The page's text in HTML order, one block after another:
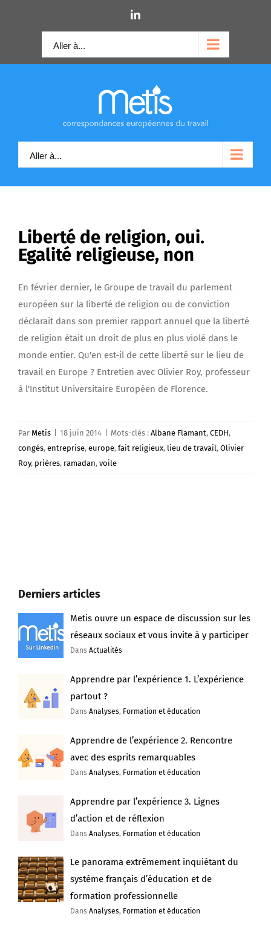
LinkedIn
Aller à...
Aller à...
Liberté de religion, oui.
Egalité religieuse, non
En février dernier, le Groupe de travail du parlement
européen sur la liberté de religion ou de conviction
déclarait dans son premier rapport annuel que la liberté
de religion était un droit de plus en plus violé dans le
monde entier. Qu'en est-il de cette liberté sur le lieu de
travail en Europe ? Entretien avec Olivier Roy, professeur
à l'Institut Universitaire Européen de Florence.
Par Metis 18 juin 2014 Mots-clés : Albane Flamant, CEDH,
congés, entreprise, europe, fait religieux, lieu de travail, Olivier
Roy, prières, ramadan, voile
Derniers articles
Metis ouvre un espace de discussion sur les
réseaux sociaux et vous invite à y participer
DansActualités
Apprendre par l’expérience 1. L’expérience
partout ?
DansAnalyses, Formation et éducation
Apprendre de l’expérience 2. Rencontre
avec des esprits remarquables
DansAnalyses, Formation et éducation
Apprendre par l’expérience 3. Lignes
d’action et de réflexion
DansAnalyses, Formation et éducation
Le panorama extrêmement inquiétant du
système français d’éducation et de
formation professionnelle
DansAnalyses, Formation et éducation